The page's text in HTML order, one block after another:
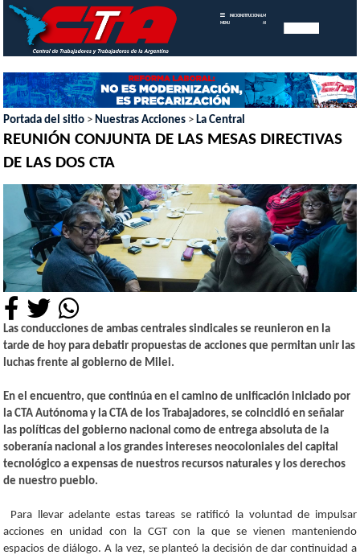
MENU
INICIOINSTITUCIONAL MEMORIAS
ANUALES
Portada del sitio > Nuestras Acciones > La Central
REUNIÓN CONJUNTA DE LAS MESAS DIRECTIVAS
DE LAS DOS CTA
Las conducciones de ambas centrales sindicales se reunieron en la
tarde de hoy para debatir propuestas de acciones que permitan unir las
luchas frente al gobierno de Milei.
En el encuentro, que continúa en el camino de unificación iniciado por
la CTA Autónoma y la CTA de los Trabajadores, se coincidió en señalar
las políticas del gobierno nacional como de entrega absoluta de la
soberanía nacional a los grandes intereses neocoloniales del capital
tecnológico a expensas de nuestros recursos naturales y los derechos
de nuestro pueblo.
Para llevar adelante estas tareas se ratificó la voluntad de impulsar
acciones en unidad con la CGT con la que se vienen manteniendo
espacios de diálogo. A la vez, se planteó la decisión de dar continuidad a